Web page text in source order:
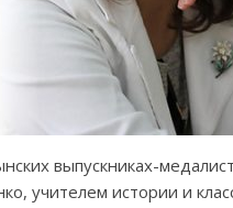
выпускниках-
учителем истории и